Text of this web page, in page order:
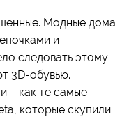
Модные дома
и
следовать этому
3D-обувью.
– как те самые
которые скупили